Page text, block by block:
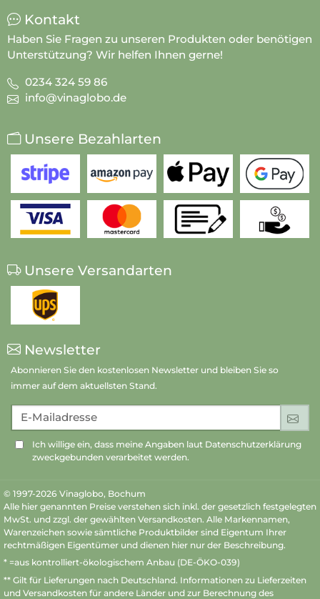
Kontakt
Haben Sie Fragen zu unseren Produkten oder benötigen
Unterstützung? Wir helfen Ihnen gerne!
0234 324 59 86
info@vinaglobo.de
Unsere Bezahlarten
Unsere Versandarten
Newsletter
Abonnieren Sie den kostenlosen Newsletter und bleiben Sie so
immer auf dem aktuellsten Stand.
E-Mailadresse
Ich willige ein, dass meine Angaben laut Datenschutzerklärung
zweckgebunden verarbeitet werden.
© 1997-2026 Vinaglobo, Bochum
Alle hier genannten Preise verstehen sich inkl. der gesetzlich festgelegten
MwSt. und zzgl. der gewählten Versandkosten. Alle Markennamen,
Warenzeichen sowie sämtliche Produktbilder sind Eigentum Ihrer
rechtmäßigen Eigentümer und dienen hier nur der Beschreibung.
* =aus kontrolliert-ökologischem Anbau (DE-ÖKO-039)
** Gilt für Lieferungen nach Deutschland. Informationen zu Lieferzeiten
und Versandkosten für andere Länder und zur Berechnung des